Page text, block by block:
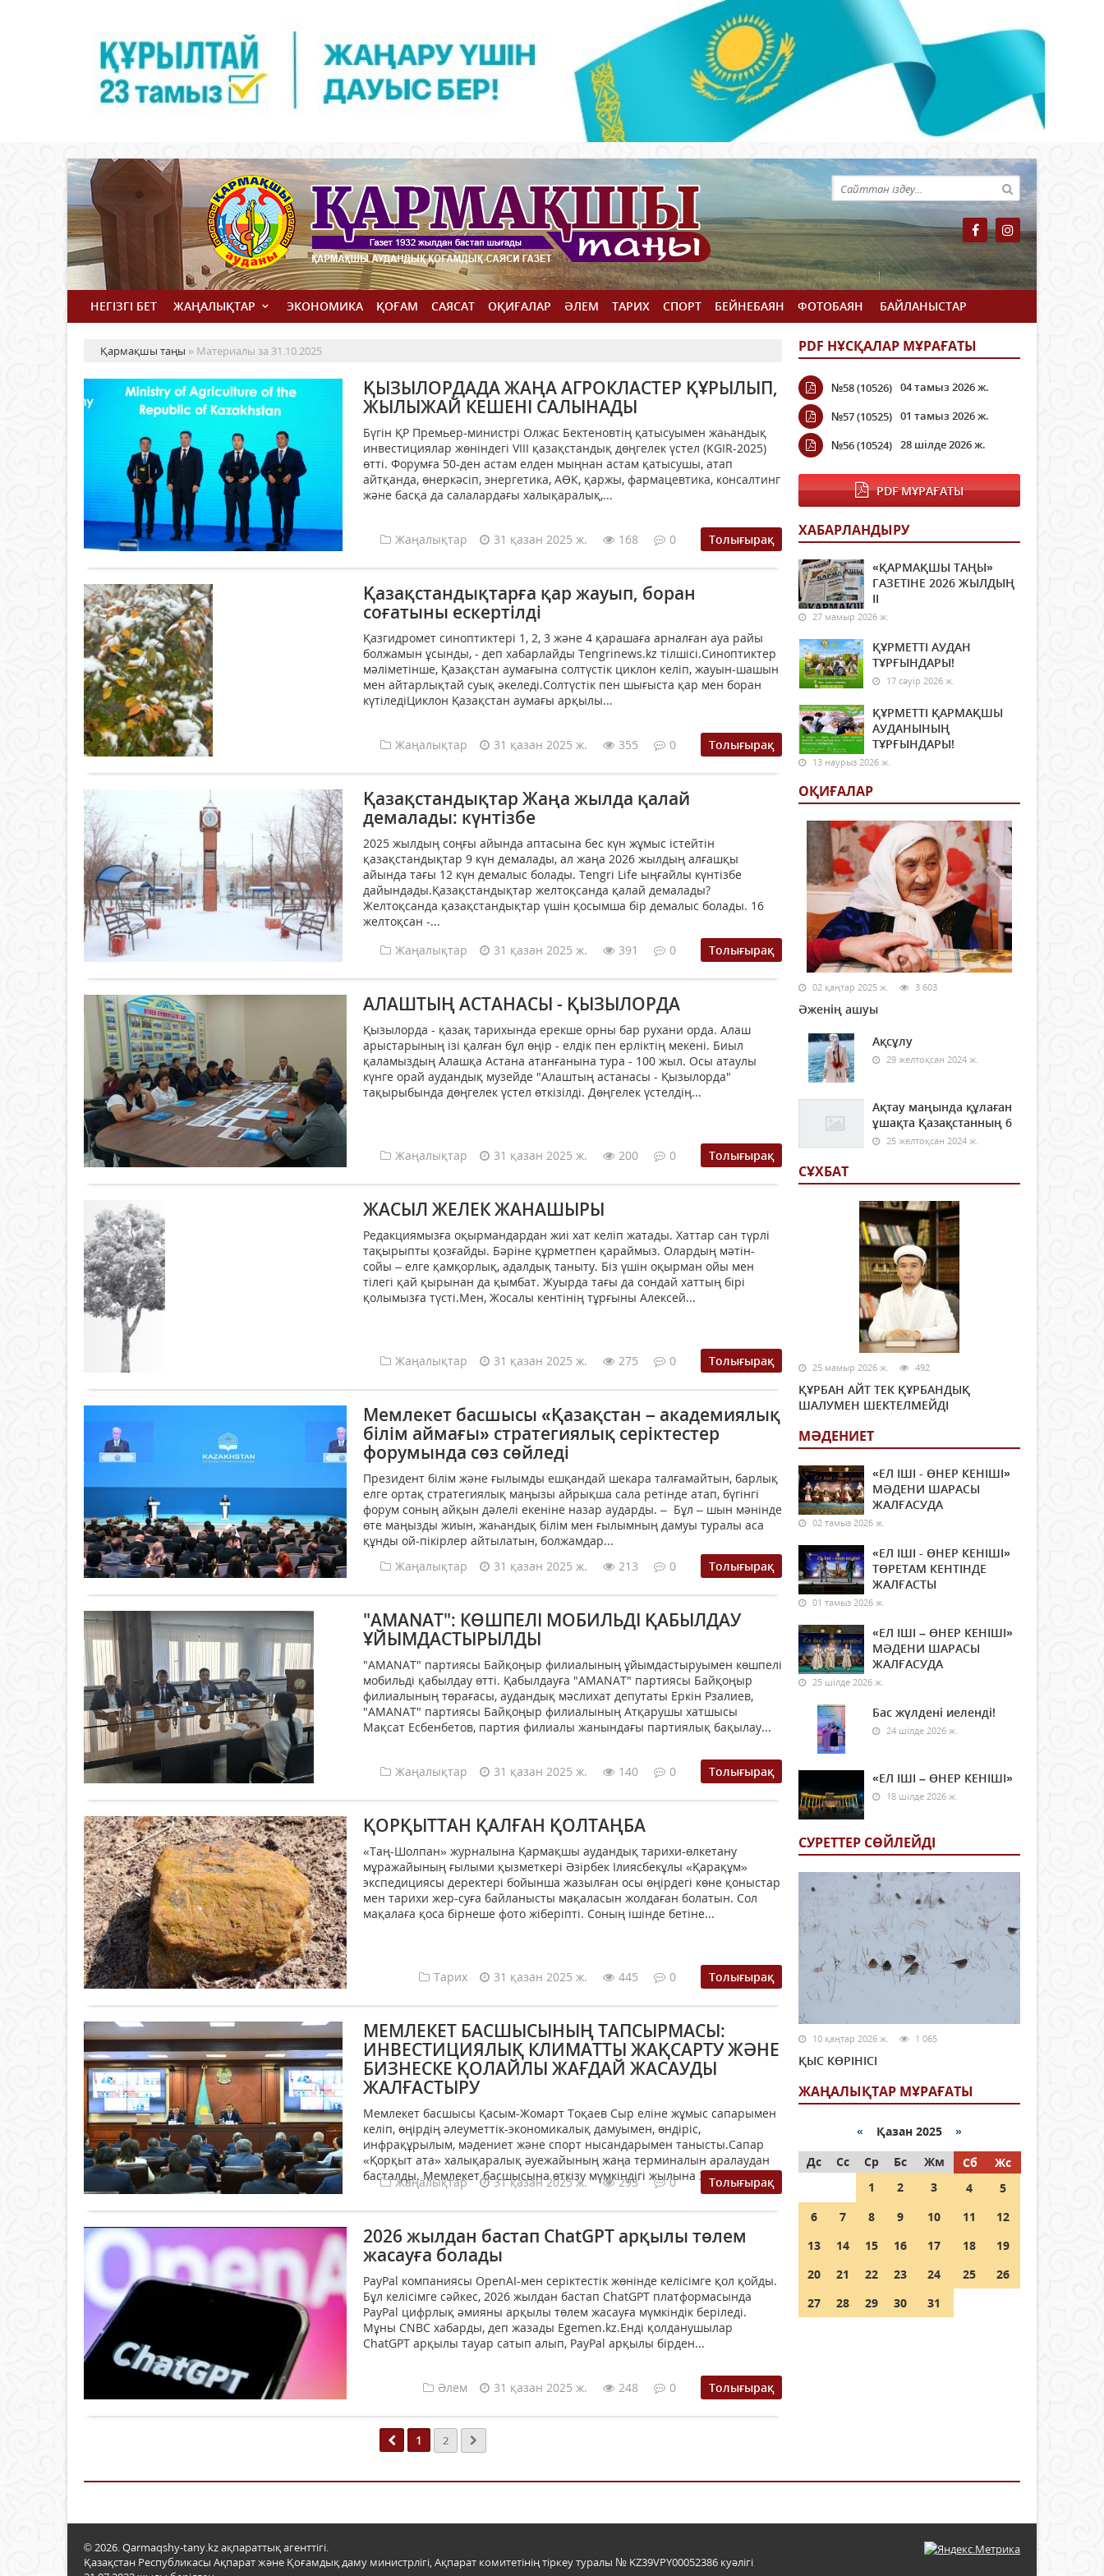
НЕГІЗГІ БЕТ ЖАҢАЛЫҚТАР ЭКОНОМИКА ҚОҒАМ САЯСАТ ОҚИҒАЛАР ӘЛЕМ ТАРИХ СПОРТ БЕЙНЕБАЯН ФОТОБАЯН БАЙЛАНЫСТАР
Қармақшы таңы » Материалы за 31.10.2025
ҚЫЗЫЛОРДАДА ЖАҢА АГРОКЛАСТЕР ҚҰРЫЛЫП,
ЖЫЛЫЖАЙ КЕШЕНІ САЛЫНАДЫ
Бүгін ҚР Премьер-министрі Олжас Бектеновтің қатысуымен жаһандық
инвестициялар жөніндегі VIII қазақстандық дөңгелек үстел (KGIR-2025)
өтті. Форумға 50-ден астам елден мыңнан астам қатысушы, атап
айтқанда, өнеркәсіп, энергетика, АӨК, қаржы, фармацевтика, консалтинг
және басқа да салалардағы халықаралық,...
Жаңалықтар 31 қазан 2025 ж. 168 0 Толығырақ
Қазақстандықтарға қар жауып, боран
соғатыны ескертілді
Қазгидромет синоптиктері 1, 2, 3 және 4 қарашаға арналған ауа райы
болжамын ұсынды, - деп хабарлайды Tengrinews.kz тілшісі.Синоптиктер
мәліметінше, Қазақстан аумағына солтүстік циклон келіп, жауын-шашын
мен айтарлықтай суық әкеледі.Солтүстік пен шығыста қар мен боран
күтіледіЦиклон Қазақстан аумағы арқылы...
Жаңалықтар 31 қазан 2025 ж. 355 0 Толығырақ
Қазақстандықтар Жаңа жылда қалай
демалады: күнтізбе
2025 жылдың соңғы айында аптасына бес күн жұмыс істейтін
қазақстандықтар 9 күн демалады, ал жаңа 2026 жылдың алғашқы
айында тағы 12 күн демалыс болады. Tengri Life ыңғайлы күнтізбе
дайындады.Қазақстандықтар желтоқсанда қалай демалады?
Желтоқсанда қазақстандықтар үшін қосымша бір демалыс болады. 16
желтоқсан -...
Жаңалықтар
31 қазан 2025 ж. 391 0 Толығырақ
АЛАШТЫҢ АСТАНАСЫ - ҚЫЗЫЛОРДА
Қызылорда - қазақ тарихында ерекше орны бар рухани орда. Алаш
арыстарының ізі қалған бұл өңір - елдік пен ерліктің мекені. Биыл
қаламыздың Алашқа Астана атанғанына тура - 100 жыл. Осы атаулы
күнге орай аудандық музейде "Алаштың астанасы - Қызылорда"
тақырыбында дөңгелек үстел өткізілді. Дөңгелек үстелдің...
Жаңалықтар 31 қазан 2025 ж. 200 0 Толығырақ
ЖАСЫЛ ЖЕЛЕК ЖАНАШЫРЫ
Редакциямызға оқырмандардан жиі хат келіп жатады. Хаттар сан түрлі
тақырыпты қозғайды. Бәріне құрметпен қараймыз. Олардың мәтін-
сойы – елге қамқорлық, адалдық таныту. Біз үшін оқырман ойы мен
тілегі қай қырынан да қымбат. Жуырда тағы да сондай хаттың бірі
қолымызға түсті.Мен, Жосалы кентінің тұрғыны Алексей...
Жаңалықтар 31 қазан 2025 ж. 275 0 Толығырақ
Мемлекет басшысы «Қазақстан – академиялық
білім аймағы» стратегиялық серіктестер
форумында сөз сөйледі
Президент білім және ғылымды ешқандай шекара талғамайтын, барлық
елге ортақ стратегиялық маңызы айрықша сала ретінде атап, бүгінгі
форум соның айқын дәлелі екеніне назар аударды. – Бұл – шын мәнінде
өте маңызды жиын, жаһандық білім мен ғылымның дамуы туралы аса
құнды ой-пікірлер айтылатын, болжамдар...
Жаңалықтар
31 қазан 2025 ж. 213 0 Толығырақ
"AMANAT": КӨШПЕЛІ МОБИЛЬДІ ҚАБЫЛДАУ
ҰЙЫМДАСТЫРЫЛДЫ
"AMANAT" партиясы Байқоңыр филиалының ұйымдастыруымен көшпелі
мобильді қабылдау өтті. Қабылдауға "AMANAT" партиясы Байқоңыр
филиалының төрағасы, аудандық мәслихат депутаты Еркін Рзалиев,
"AMANAT" партиясы Байқоңыр филиалының Атқарушы хатшысы
Мақсат Есбенбетов, партия филиалы жанындағы партиялық бақылау...
Жаңалықтар 31 қазан 2025 ж. 140 0 Толығырақ
ҚОРҚЫТТАН ҚАЛҒАН ҚОЛТАҢБА
«Таң-Шолпан» журналына Қармақшы аудандық тарихи-өлкетану
мұражайының ғылыми қызметкері Әзірбек Ілиясбекұлы «Қарақұм»
экспедициясы деректері бойынша жазылған осы өңірдегі көне қоныстар
мен тарихи жер-суға байланысты мақаласын жолдаған болатын. Сол
мақалаға қоса бірнеше фото жіберіпті. Соның ішінде бетіне...
Тарих 31 қазан 2025 ж. 445 0 Толығырақ
МЕМЛЕКЕТ БАСШЫСЫНЫҢ ТАПСЫРМАСЫ:
ИНВЕСТИЦИЯЛЫҚ КЛИМАТТЫ ЖАҚСАРТУ ЖӘНЕ
БИЗНЕСКЕ ҚОЛАЙЛЫ ЖАҒДАЙ ЖАСАУДЫ
ЖАЛҒАСТЫРУ
Мемлекет басшысы Қасым-Жомарт Тоқаев Сыр еліне жұмыс сапарымен
келіп, өңірдің әлеуметтік-экономикалық дамуымен, өндіріс,
инфрақұрылым, мәдениет және спорт нысандарымен танысты.Сапар
«Қорқыт ата» халықаралық әуежайының жаңа терминалын аралаудан
басталды. Мемлекет басшысына өткізу мүмкіндігі жылына 300 мың...
Жаңалықтар 31 қазан 2025 ж. 293 0 Толығырақ
2026 жылдан бастап ChatGPT арқылы төлем
жасауға болады
PayPal компаниясы OpenAI-мен серіктестік жөнінде келісімге қол қойды.
Бұл келісімге сәйкес, 2026 жылдан бастап ChatGPT платформасында
PayPal цифрлық әмияны арқылы төлем жасауға мүмкіндік беріледі.
Мұны CNBC хабарды, деп жазады Egemen.kz.Енді қолданушылар
ChatGPT арқылы тауар сатып алып, PayPal арқылы бірден...
Әлем 31 қазан 2025 ж. 248 0 Толығырақ
1 2
PDF НҰСҚАЛАР МҰРАҒАТЫ
№58 (10526) 04 тамыз 2026 ж.
№57 (10525) 01 тамыз 2026 ж.
№56 (10524) 28 шілде 2026 ж.
PDF МҰРАҒАТЫ
ХАБАРЛАНДЫРУ
«ҚАРМАҚШЫ ТАҢЫ»
ГАЗЕТІНЕ 2026 ЖЫЛДЫҢ
ІI
27 мамыр 2026 ж.
ҚҰРМЕТТІ АУДАН
ТҰРҒЫНДАРЫ!
17 сәуір 2026 ж.
ҚҰРМЕТТІ ҚАРМАҚШЫ
АУДАНЫНЫҢ
ТҰРҒЫНДАРЫ!
13 наурыз 2026 ж.
ОҚИҒАЛАР
02 қаңтар 2025 ж. 3 603
Әженің ашуы
Ақсұлу
29 желтоқсан 2024 ж.
Ақтау маңында құлаған
ұшақта Қазақстанның 6
25 желтоқсан 2024 ж.
СҰХБАТ
25 мамыр 2026 ж. 492
ҚҰРБАН АЙТ ТЕК ҚҰРБАНДЫҚ
ШАЛУМЕН ШЕКТЕЛМЕЙДІ
МӘДЕНИЕТ
«ЕЛ ІШІ - ӨНЕР КЕНІШІ»
МӘДЕНИ ШАРАСЫ
ЖАЛҒАСУДА
02 тамыз 2026 ж.
«ЕЛ ІШІ - ӨНЕР КЕНІШІ»
ТӨРЕТАМ КЕНТІНДЕ
ЖАЛҒАСТЫ
01 тамыз 2026 ж.
«ЕЛ ІШІ – ӨНЕР КЕНІШІ»
МӘДЕНИ ШАРАСЫ
ЖАЛҒАСУДА
25 шілде 2026 ж.
Бас жүлдені иеленді!
24 шілде 2026 ж.
«ЕЛ ІШІ – ӨНЕР КЕНІШІ»
18 шілде 2026 ж.
СУРЕТТЕР СӨЙЛЕЙДI
10 қаңтар 2026 ж. 1 065
ҚЫС КӨРІНІСІ
ЖАҢАЛЫҚТАР МҰРАҒАТЫ
« Қазан 2025 »
Дс
Сс Ср Бс Жм Сб
Жс
1
2 3 4
5
6
7 8 9 10 11
12
13
14 15 16 17 18
19
20
21 22 23 24 25
26
27
28 29 30 31
© 2026. Qarmaqshy-tany.kz ақпараттық агенттігі.
Қазақстан Республикасы Ақпарат және Қоғамдық даму министрлігі, Ақпарат комитетінің тіркеу туралы № KZ39VPY00052386 куәлігі